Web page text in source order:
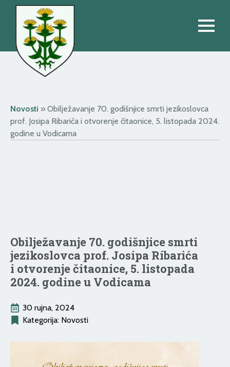
Novosti » Obilježavanje 70. godišnjice smrti jezikoslovca
prof. Josipa Ribarića i otvorenje čitaonice, 5. listopada 2024.
godine u Vodicama
Obilježavanje 70. godišnjice smrti
jezikoslovca prof. Josipa Ribarića
i otvorenje čitaonice, 5. listopada
2024. godine u Vodicama
30 rujna, 2024
Kategorija: Novosti